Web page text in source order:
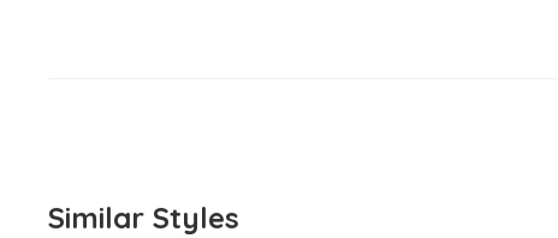
Similar Styles